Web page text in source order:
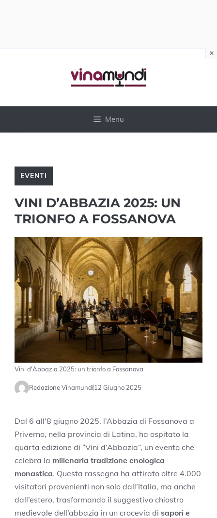
Menu
EVENTI
VINI D’ABBAZIA 2025: UN
TRIONFO A FOSSANOVA
Vini d'Abbazia 2025: un trionfo a Fossanova
Redazione Vinamundi12 Giugno 2025
Dal 6 all’8 giugno 2025, l’Abbazia di Fossanova a
Priverno, nella provincia di Latina, ha ospitato la
quarta edizione di “Vini d’Abbazia”, un evento che
celebra la millenaria tradizione enologica
monastica. Questa rassegna ha attirato oltre 4.000
visitatori provenienti non solo dall’Italia, ma anche
dall’estero, trasformando il suggestivo chiostro
medievale dell’abbazia in un crocevia di sapori e
×